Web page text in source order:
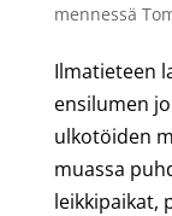
mennessä
Ilmatieteen
ensilumen
ulkotöiden
muassa
leikkipaikat,